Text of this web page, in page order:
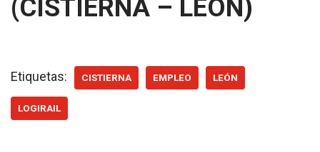
(CISTIERNA – LEÓN)
Etiquetas: CISTIERNA EMPLEO LEÓN
LOGIRAIL